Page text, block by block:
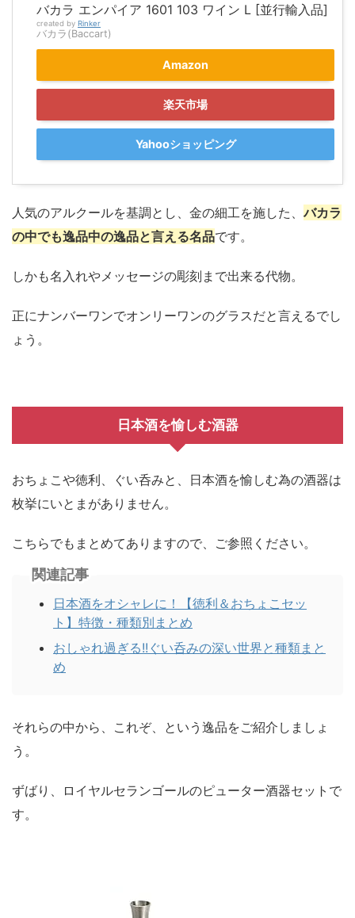
バカラ エンパイア 1601 103 ワイン L [並行輸入品]
created by Rinker
バカラ(Baccart)
Amazon
楽天市場
Yahooショッピング
人気のアルクールを基調とし、金の細工を施した、バカラ
の中でも逸品中の逸品と言える名品です。
しかも名入れやメッセージの彫刻まで出来る代物。
正にナンバーワンでオンリーワンのグラスだと言えるでし
ょう。
日本酒を愉しむ酒器
おちょこや徳利、ぐい呑みと、日本酒を愉しむ為の酒器は
枚挙にいとまがありません。
こちらでもまとめてありますので、ご参照ください。
関連記事
日本酒をオシャレに！【徳利＆おちょこセッ
ト】特徴・種類別まとめ
おしゃれ過ぎる!!ぐい呑みの深い世界と種類まと
め
それらの中から、これぞ、という逸品をご紹介しましょ
う。
ずばり、ロイヤルセランゴールのピューター酒器セットで
す。